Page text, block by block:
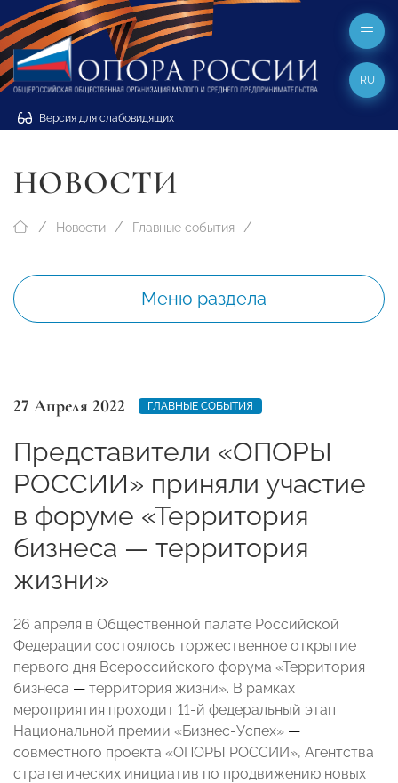
Версия для слабовидящих
RU
НОВОСТИ
Новости Главные события
Меню раздела
27 Апреля 2022 ГЛАВНЫЕ СОБЫТИЯ
Представители «ОПОРЫ
РОССИИ» приняли участие
в форуме «Территория
бизнеса — территория
жизни»
26 апреля в Общественной палате Российской
Федерации состоялось торжественное открытие
первого дня Всероссийского форума «Территория
бизнеса — территория жизни». В рамках
мероприятия проходит 11-й федеральный этап
Национальной премии «Бизнес-Успех» —
совместного проекта «ОПОРЫ РОССИИ», Агентства
стратегических инициатив по продвижению новых